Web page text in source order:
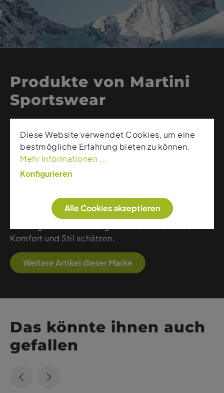
Produkte von Martini
Sportswear
Martini Sportswear steht für funktionelle Outdoor-
Bekleidung, innovative Materialien und sportlich-
dynamische Schnitte. Die österreichische Marke
Bewegungsfreiheit mit modernem Design – ideal
Alltagsmomente. Dank hochwertiger Verarbeitung,
nachhaltiger Stoffe und klarer Linien bietet Martini
Komfort und Stil schätzen.
Weitere Artikel dieser Marke
Das könnte ihnen auch
gefallen
Diese Website verwendet Cookies, um eine
bestmögliche Erfahrung bieten zu können.
Mehr Informationen ...
Konfigurieren
Alle Cookies akzeptieren